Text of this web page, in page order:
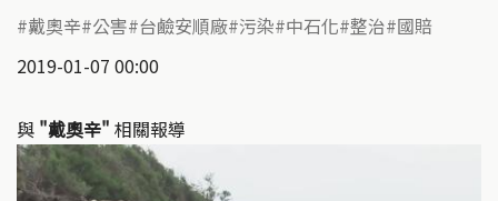
戴奧辛 公害 台鹼安順廠 污染 中石化 整治 國賠
2019-01-07 00:00
與 "戴奧辛" 相關報導